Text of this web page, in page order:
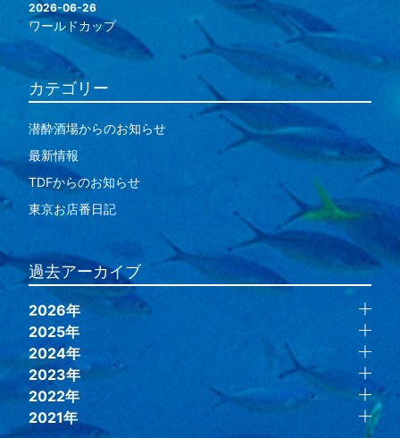
2026-06-26
ワールドカップ
カテゴリー
潜酔酒場からのお知らせ
最新情報
TDFからのお知らせ
東京お店番日記
過去アーカイブ
2026年
2025年
2024年
2023年
2022年
2021年